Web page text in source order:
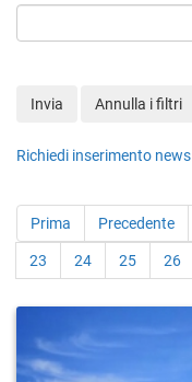
Invia Annulla i filtri
Richiedi inserimento news
Prima Precedente
23 24 25 26